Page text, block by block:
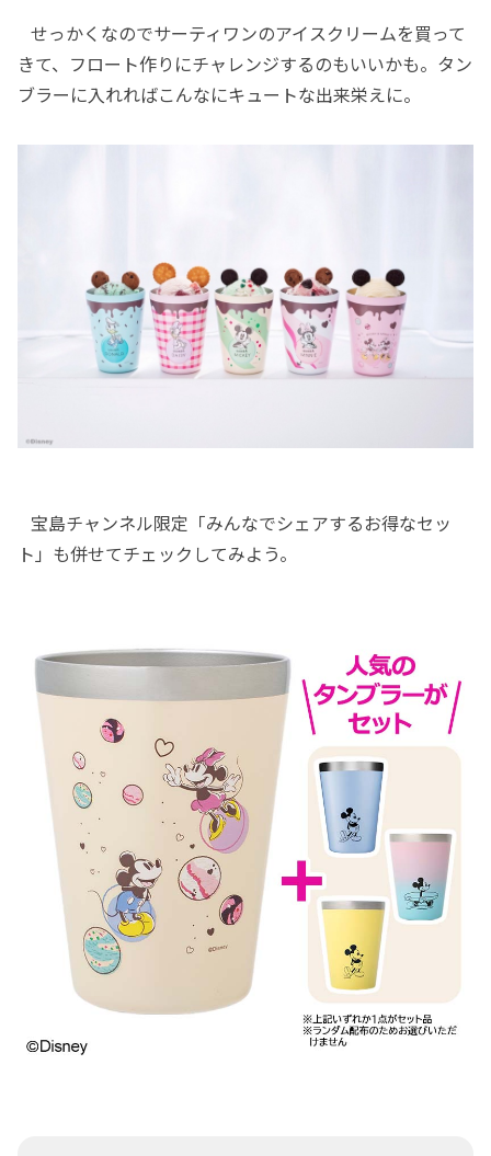
せっかくなのでサーティワンのアイスクリームを買って
きて、フロート作りにチャレンジするのもいいかも。タン
ブラーに入れればこんなにキュートな出来栄えに。
宝島チャンネル限定「みんなでシェアするお得なセッ
ト」も併せてチェックしてみよう。